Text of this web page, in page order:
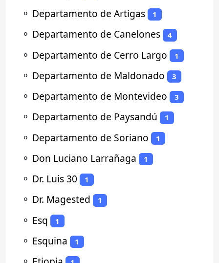
⚬ Departamento de Artigas 1
⚬ Departamento de Canelones 4
⚬ Departamento de Cerro Largo 1
⚬ Departamento de Maldonado 3
⚬ Departamento de Montevideo 3
⚬ Departamento de Paysandú 1
⚬ Departamento de Soriano 1
⚬ Don Luciano Larrañaga 1
⚬ Dr. Luis 30 1
⚬ Dr. Magested 1
⚬ Esq 1
⚬ Esquina 1